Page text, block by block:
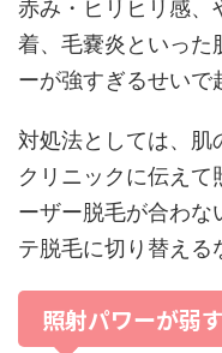
赤み・ヒリヒリ感、
着、毛嚢炎といった
ーが強すぎるせいで
対処法としては、肌
クリニックに伝えて
ーザー脱毛が合わな
テ脱毛に切り替える
照射パワーが弱